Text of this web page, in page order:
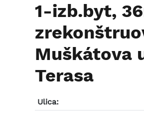
1-izb.byt,
Muškátova
Terasa
Ulica: